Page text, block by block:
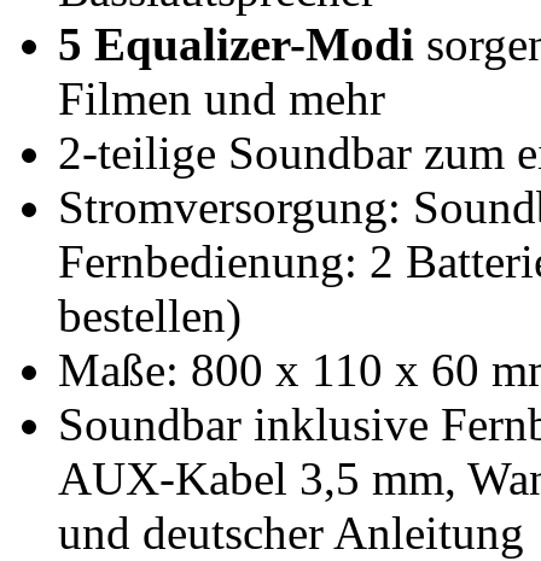
5 Equalizer-Modi
Filmen und mehr
2-teilige Soundbar zum
Stromversorgung:
Fernbedienung: 2
bestellen)
Maße: 800 x 110 x 60
Soundbar inklusive
AUX-Kabel 3,5 mm,
und deutscher Anleitung